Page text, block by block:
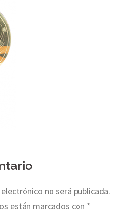
no será publicada.
están marcados con *